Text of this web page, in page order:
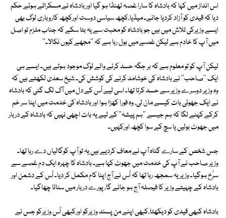
اس انداز میں کہا کہ بادشاہ کا سارا غصہ ٹھنڈا ہو گیا اور بادشاہ نے مسکراتے ہوئے حکم
دیا کہ قیدی کو آزاد کردیا جائے۔ میڈیا،کچھ سیاسی دوست اورکچھ کاروباری لوگ بھی
ایسے وزیرکی تلاش میں ہیں جو بادشاہ کو محبت سے یہ بتا سکے کہ جناب ملزم تو اصل
میں آپ کا خادم ہے لیکن غصے میں بول رہا ہے کہ ''مجھے کیوں نکالا۔''
لیکن آپ کو تو معلوم ہے کہ ہر جگہ حسد کرنے والے لوگ موجود ہوتے ہیں۔ ایسے ہی
ایک ''صاحب'' نے بادشاہ کی خوشامد کرنے کی کوشش کی۔ شیخ سعدی لکھتے ہیں کہ
وہ وزیر دوسرے وزیر سے حسد کرتا تھا۔ اسی لیے اُس کے دل میں آگ لگ گئی کہ بادشاہ
نے ایک جھوٹی بات کیسے مان لی، وہ فورا کھڑا ہوا اور بادشاہ کی خدمت میں اپنا سر خم
کرکے کہنے لگا کہ ہم جیسے ''ہم پیشہ'' کے لیے یہ بات اچھی نہیں کہ بادشاہ کے دربار
میں جھوٹ بولیں یا سچ کے سوا کچھ اورکہیں۔
جس شخص کے سارے گناہ آپ نے معاف کردیے ہیں یہ تو آپ کوگالیاں دے رہا تھا۔
وزیر صاحب نے آپ کی خدمت میں جھوٹ کہا ہے۔ بادشاہ کا چہرہ ایک دم غصے سے
سرُخ ہوگیا۔ وزیر یہ سمجھ رہا تھا کہ اُس نے آج اپنا کام مکمل کر دیا۔ اُس کے دشمن اور
بادشاہ کے چہیتے وزیر کا فیصلہ آج ہو جائے گا، پورے دربار میں سناٹا چھاگیا۔
بادشاہ کبھی قیدی کو دیکھتا،کبھی اپنے من پسند وزیرکو اورکبھی اُس وزیرکو جس نے